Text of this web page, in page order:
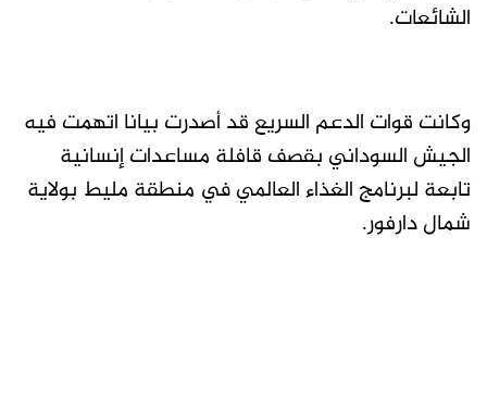
الشائعات.
وكانت قوات الدعم السريع قد أصدرت بيانا اتهمت فيه
الجيش السوداني بقصف قافلة مساعدات إنسانية
تابعة لبرنامج الغذاء العالمي في منطقة مليط بولاية
شمال دارفور.